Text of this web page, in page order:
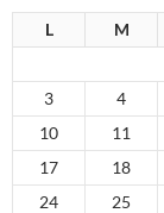
L M
3
4
10
11
17
18
24
25